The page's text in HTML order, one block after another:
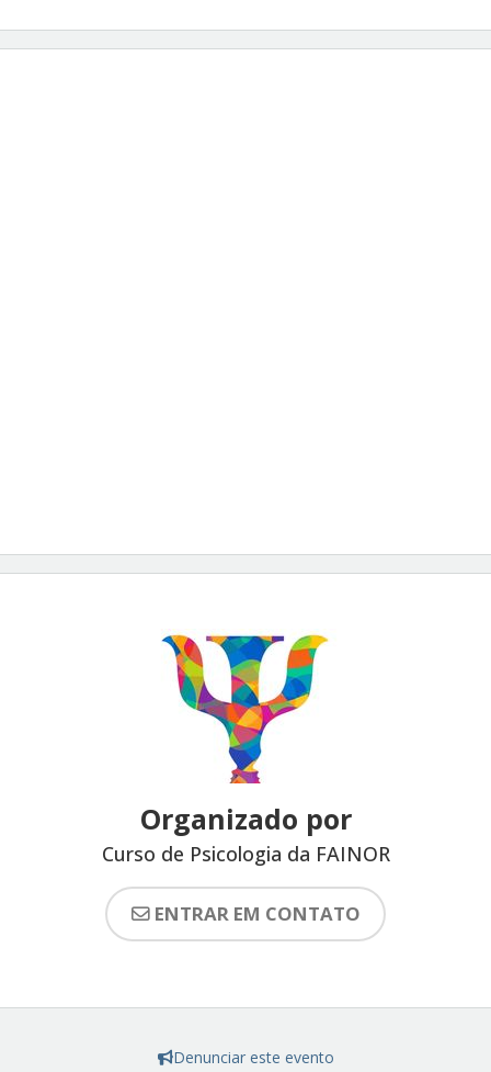
Organizado por
Curso de Psicologia da FAINOR
ENTRAR EM CONTATO
Denunciar este evento